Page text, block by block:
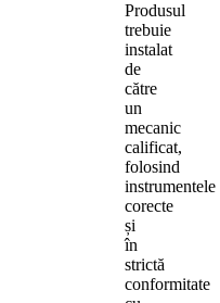
Produsul
trebuie
instalat
de
către
un
mecanic
calificat,
folosind
instrumentele
corecte
și
în
strictă
conformitate